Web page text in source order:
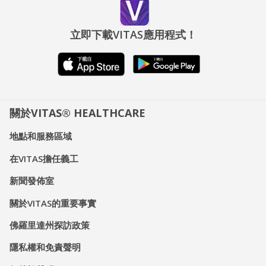
立即下載VITAS應用程式！
關於VITAS® HEALTHCARE
地點和服務區域
在VITAS擔任義工
新聞發佈室
關於VITAS的重要事實
佛羅里達州探訪政策
隱私權和免責聲明